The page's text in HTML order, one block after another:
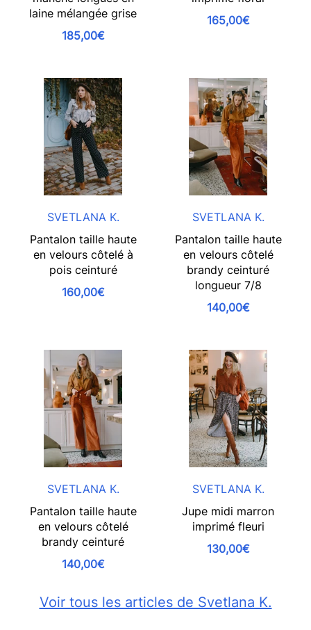
laine mélangée grise
185,00€
165,00€
SVETLANA K.
Pantalon taille haute
en velours côtelé à
pois ceinturé
160,00€
SVETLANA K.
Pantalon taille haute
en velours côtelé
brandy ceinturé
longueur 7/8
140,00€
SVETLANA K.
Pantalon taille haute
en velours côtelé
brandy ceinturé
140,00€
SVETLANA K.
Jupe midi marron
imprimé fleuri
130,00€
Voir tous les articles de Svetlana K.